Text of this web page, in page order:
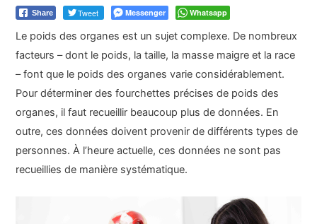
Share Tweet Messenger Whatsapp
Le poids des organes est un sujet complexe. De nombreux
facteurs – dont le poids, la taille, la masse maigre et la race
– font que le poids des organes varie considérablement.
Pour déterminer des fourchettes précises de poids des
organes, il faut recueillir beaucoup plus de données. En
outre, ces données doivent provenir de différents types de
personnes. À l’heure actuelle, ces données ne sont pas
recueillies de manière systématique.